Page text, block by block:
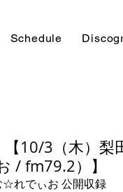
Schedule
【10/3（木）
/ fm79.2）】
☆れでぃお 公開収録